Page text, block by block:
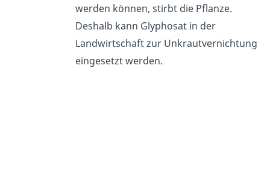
werden können, stirbt die Pflanze.
Deshalb kann Glyphosat in der
Landwirtschaft zur Unkrautvernichtung
eingesetzt werden.